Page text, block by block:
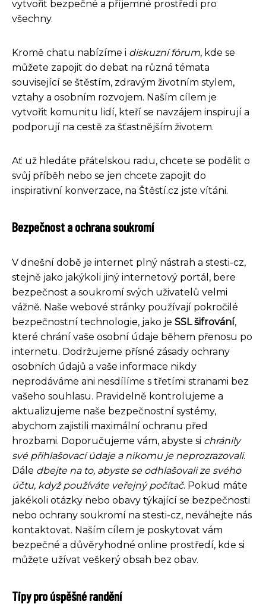
vytvořit bezpečné a příjemné prostředí pro
všechny.
Kromě chatu nabízíme i diskuzní fórum, kde se
můžete zapojit do debat na různá témata
související se štěstím, zdravým životním stylem,
vztahy a osobním rozvojem. Naším cílem je
vytvořit komunitu lidí, kteří se navzájem inspirují a
podporují na cestě za šťastnějším životem.
Ať už hledáte přátelskou radu, chcete se podělit o
svůj příběh nebo se jen chcete zapojit do
inspirativní konverzace, na Štěstí.cz jste vítáni.
Bezpečnost a ochrana soukromí
V dnešní době je internet plný nástrah a stesti-cz,
stejně jako jakýkoli jiný internetový portál, bere
bezpečnost a soukromí svých uživatelů velmi
vážně. Naše webové stránky používají pokročilé
bezpečnostní technologie, jako je SSL šifrování,
které chrání vaše osobní údaje během přenosu po
internetu. Dodržujeme přísné zásady ochrany
osobních údajů a vaše informace nikdy
neprodáváme ani nesdílíme s třetími stranami bez
vašeho souhlasu. Pravidelně kontrolujeme a
aktualizujeme naše bezpečnostní systémy,
abychom zajistili maximální ochranu před
hrozbami. Doporučujeme vám, abyste si chránily
své přihlašovací údaje a nikomu je neprozrazovali.
Dále dbejte na to, abyste se odhlašovali ze svého
účtu, když používáte veřejný počítač. Pokud máte
jakékoli otázky nebo obavy týkající se bezpečnosti
nebo ochrany soukromí na stesti-cz, neváhejte nás
kontaktovat. Naším cílem je poskytovat vám
bezpečné a důvěryhodné online prostředí, kde si
můžete užívat veškerý obsah bez obav.
Tipy pro úspěšné randění